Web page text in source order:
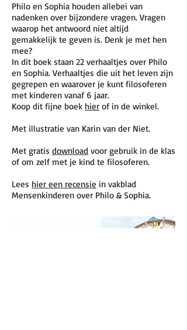
Philo en Sophia houden allebei van
nadenken over bijzondere vragen. Vragen
waarop het antwoord niet altijd
gemakkelijk te geven is. Denk je met hen
mee?
In dit boek staan 22 verhaaltjes over Philo
en Sophia. Verhaaltjes die uit het leven zijn
gegrepen en waarover je kunt filosoferen
met kinderen vanaf 6 jaar.
Koop dit fijne boek hier of in de winkel.
Met illustratie van Karin van der Niet.
Met gratis download voor gebruik in de klas
of om zelf met je kind te filosoferen.
Lees hier een recensie in vakblad
Mensenkinderen over Philo & Sophia.